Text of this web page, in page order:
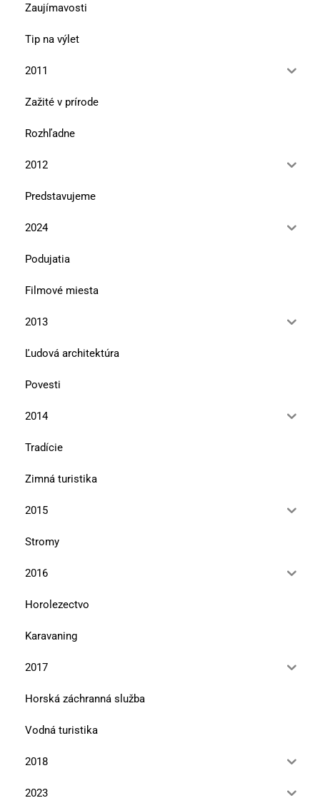
Zaujímavosti
Tip na výlet
2011
Zažité v prírode
Rozhľadne
2012
Predstavujeme
2024
Podujatia
Filmové miesta
2013
Ľudová architektúra
Povesti
2014
Tradície
Zimná turistika
2015
Stromy
2016
Horolezectvo
Karavaning
2017
Horská záchranná služba
Vodná turistika
2018
2023